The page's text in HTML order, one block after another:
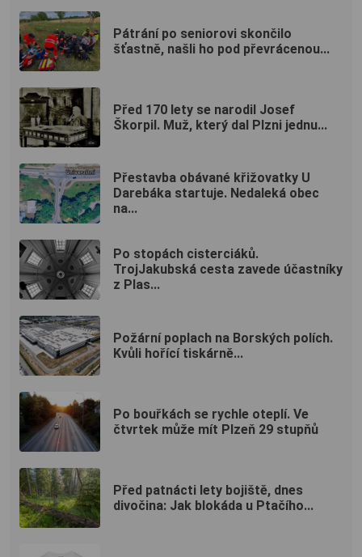
Pátrání po seniorovi skončilo
šťastně, našli ho pod převrácenou...
Před 170 lety se narodil Josef
Škorpil. Muž, který dal Plzni jednu...
Přestavba obávané křižovatky U
Darebáka startuje. Nedaleká obec
na...
Po stopách cisterciáků.
TrojJakubská cesta zavede účastníky
z Plas...
Požární poplach na Borských polích.
Kvůli hořící tiskárně...
Po bouřkách se rychle oteplí. Ve
čtvrtek může mít Plzeň 29 stupňů
Před patnácti lety bojiště, dnes
divočina: Jak blokáda u Ptačího...